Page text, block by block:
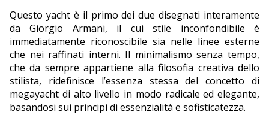
Questo yacht è il primo dei due disegnati interamente
da Giorgio Armani, il cui stile inconfondibile è
immediatamente riconoscibile sia nelle linee esterne
che nei raffinati interni. Il minimalismo senza tempo,
che da sempre appartiene alla filosofia creativa dello
stilista, ridefinisce l’essenza stessa del concetto di
megayacht di alto livello in modo radicale ed elegante,
basandosi sui principi di essenzialità e sofisticatezza.